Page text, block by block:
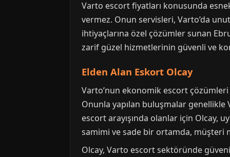
Varto escort fiyatları konusunda
vermez. Onun servisleri, Varto’da
ihtiyaçlarına özel çözümler sunan
zarif güzel hizmetlerinin güvenli ve
Elden Alan Eskort Olcay
Varto’nun ekonomik escort çözümleri
Onunla yapılan buluşmalar
escort arayışında olanlar için Olcay,
samimi ve sade bir ortamda, müşteri
Olcay, Varto escort sektöründe